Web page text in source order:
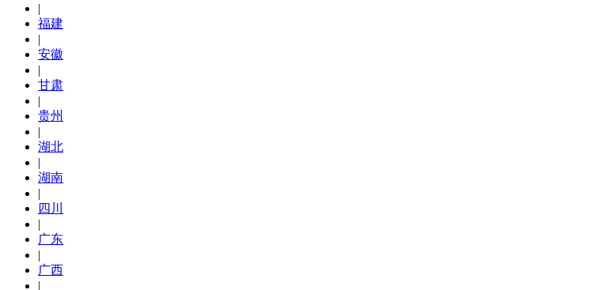
|
福建
|
安徽
|
甘肃
|
贵州
|
湖北
|
湖南
|
四川
|
广东
|
广西
|